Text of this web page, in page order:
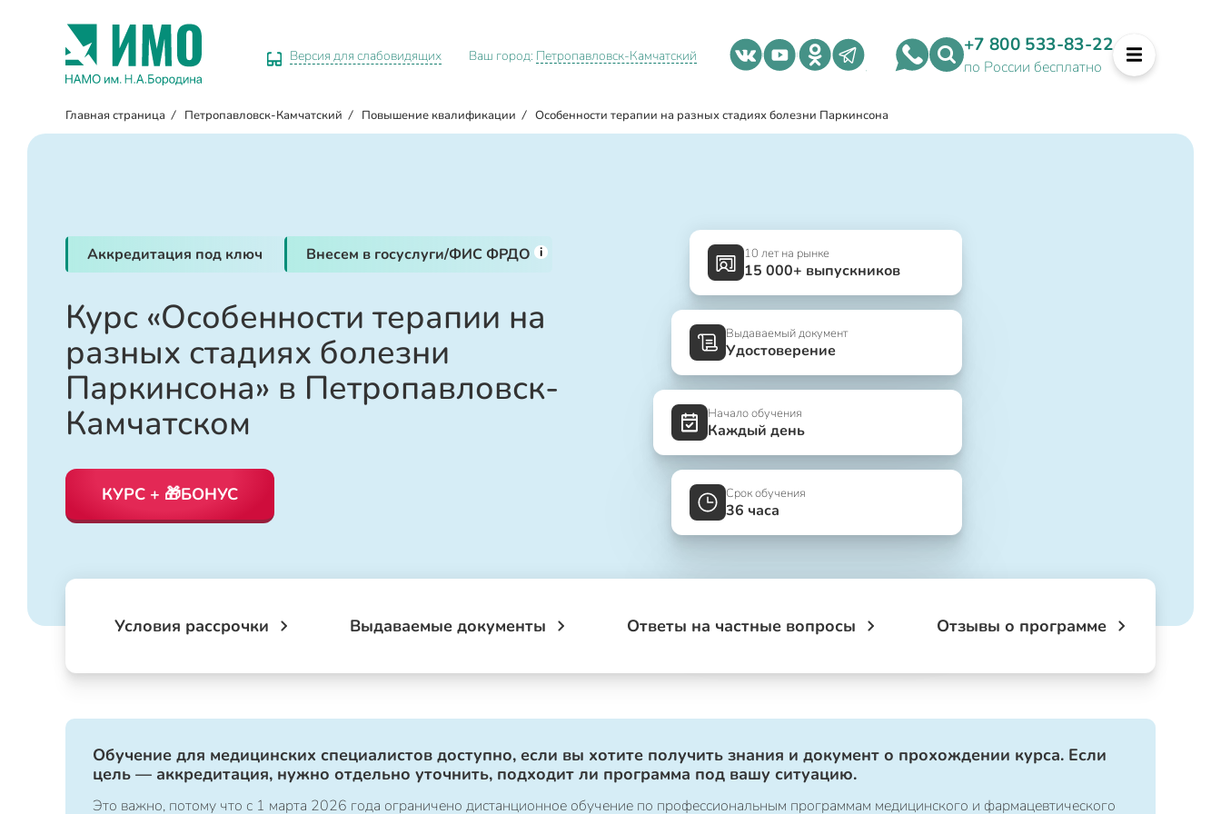
Версия для слабовидящих Ваш город: Петропавловск-Камчатский +7 800 533-83-22
по России бесплатно
Главная страница / Петропавловск-Камчатский / Повышение квалификации / Особенности терапии на разных стадиях болезни Паркинсона
Аккредитация под ключ Внесем в госуслуги/ФИС ФРДО i
Курс «Особенности терапии на
разных стадиях болезни
Паркинсона» в Петропавловск-
Камчатском
КУРС + 🎁БОНУС
10 лет на рынке
15 000+ выпускников
Выдаваемый документ
Удостоверение
Начало обучения
Каждый день
Срок обучения
36 часа
Условия рассрочки Выдаваемые документы Ответы на частные вопросы Отзывы о программе
Обучение для медицинских специалистов доступно, если вы хотите получить знания и документ о прохождении курса. Если
цель — аккредитация, нужно отдельно уточнить, подходит ли программа под вашу ситуацию.
Это важно, потому что с 1 марта 2026 года ограничено дистанционное обучение по профессиональным программам медицинского и фармацевтического